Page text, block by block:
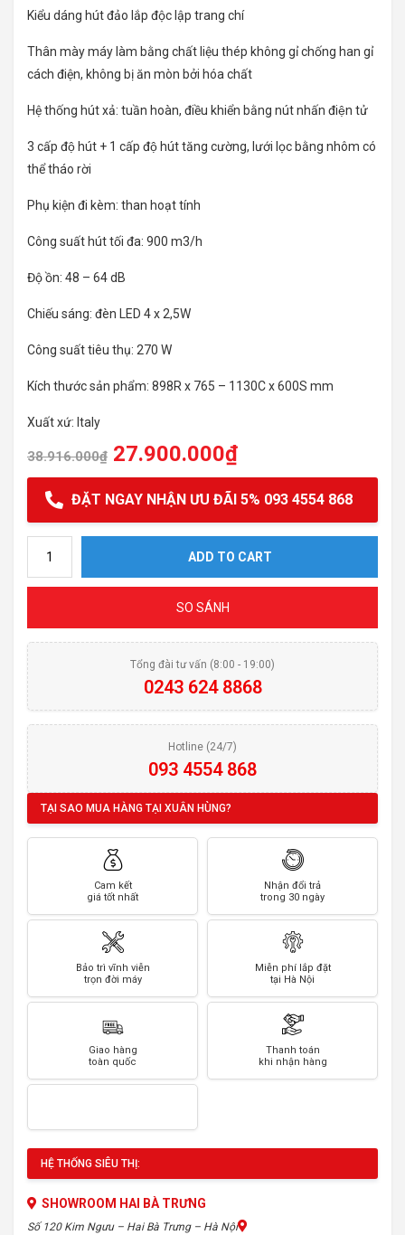
Kiểu dáng hút đảo lắp độc lập trang chí
Thân mày máy làm bằng chất liệu thép không gỉ chống han gỉ
cách điện, không bị ăn mòn bởi hóa chất
Hệ thống hút xả: tuần hoàn, điều khiển bằng nút nhấn điện tử
3 cấp độ hút + 1 cấp độ hút tăng cường, lưới lọc bằng nhôm có
thể tháo rời
Phụ kiện đi kèm: than hoạt tính
Công suất hút tối đa: 900 m3/h
Độ ồn: 48 – 64 dB
Chiếu sáng: đèn LED 4 x 2,5W
Công suất tiêu thụ: 270 W
Kích thước sản phẩm: 898R x 765 – 1130C x 600S mm
Xuất xứ: Italy
38.916.000₫ 27.900.000₫
ĐẶT NGAY NHẬN ƯU ĐÃI 5% 093 4554 868
ADD TO CART
SO SÁNH
Tổng đài tư vấn (8:00 - 19:00)
0243 624 8868
Hotline (24/7)
093 4554 868
TẠI SAO MUA HÀNG TẠI XUÂN HÙNG?
Cam kết
giá tốt nhất
Nhận đổi trả
trong 30 ngày
Bảo trì vĩnh viễn
trọn đời máy
Miễn phí lắp đặt
tại Hà Nội
Giao hàng
toàn quốc
Thanh toán
khi nhận hàng
HỆ THỐNG SIÊU THỊ:
SHOWROOM HAI BÀ TRƯNG
Số 120 Kim Ngưu – Hai Bà Trưng – Hà Nội